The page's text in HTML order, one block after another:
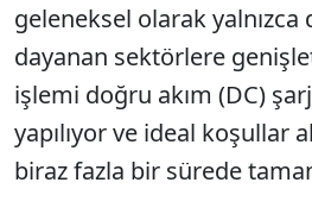
geleneksel olarak yalnızca
dayanan sektörlere
işlemi doğru akım (DC)
yapılıyor ve ideal koşullar
biraz fazla bir sürede